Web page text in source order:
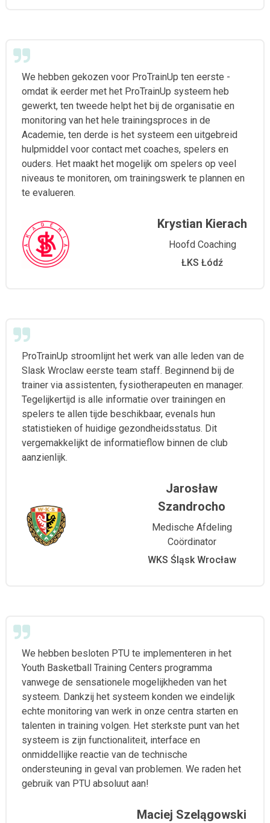
We hebben gekozen voor ProTrainUp ten eerste -
omdat ik eerder met het ProTrainUp systeem heb
gewerkt, ten tweede helpt het bij de organisatie en
monitoring van het hele trainingsproces in de
Academie, ten derde is het systeem een uitgebreid
hulpmiddel voor contact met coaches, spelers en
ouders. Het maakt het mogelijk om spelers op veel
niveaus te monitoren, om trainingswerk te plannen en
te evalueren.
Krystian Kierach
Hoofd Coaching
ŁKS Łódź
ProTrainUp stroomlijnt het werk van alle leden van de
Slask Wroclaw eerste team staff. Beginnend bij de
trainer via assistenten, fysiotherapeuten en manager.
Tegelijkertijd is alle informatie over trainingen en
spelers te allen tijde beschikbaar, evenals hun
statistieken of huidige gezondheidsstatus. Dit
vergemakkelijkt de informatieflow binnen de club
aanzienlijk.
Jarosław
Szandrocho
Medische Afdeling
Coördinator
WKS Śląsk Wrocław
We hebben besloten PTU te implementeren in het
Youth Basketball Training Centers programma
vanwege de sensationele mogelijkheden van het
systeem. Dankzij het systeem konden we eindelijk
echte monitoring van werk in onze centra starten en
talenten in training volgen. Het sterkste punt van het
systeem is zijn functionaliteit, interface en
onmiddellijke reactie van de technische
ondersteuning in geval van problemen. We raden het
gebruik van PTU absoluut aan!
Maciej Szelągowski